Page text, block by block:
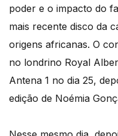
poder e o impacto do
mais recente disco da
origens africanas. O
no londrino Royal
Antena 1 no dia 25,
edição de Noémia